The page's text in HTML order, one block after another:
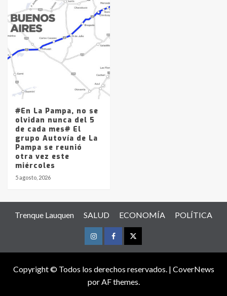
#En La Pampa, no se
olvidan nunca del 5
de cada mes# El
grupo Autovía de La
Pampa se reunió
otra vez este
miércoles
5 agosto, 2026
Trenque Lauquen SALUD ECONOMÍA POLÍTICA
InstagramFacebookTwitter
Copyright © Todos los derechos reservados. | CoverNews
por AF themes.